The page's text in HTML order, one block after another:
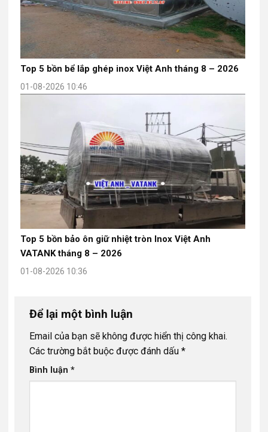
Top 5 bồn bể lắp ghép inox Việt Anh tháng 8 – 2026
01-08-2026 10:46
Top 5 bồn bảo ôn giữ nhiệt tròn Inox Việt Anh
VATANK tháng 8 – 2026
01-08-2026 10:36
Để lại một bình luận
Email của bạn sẽ không được hiển thị công khai.
Các trường bắt buộc được đánh dấu *
Bình luận *